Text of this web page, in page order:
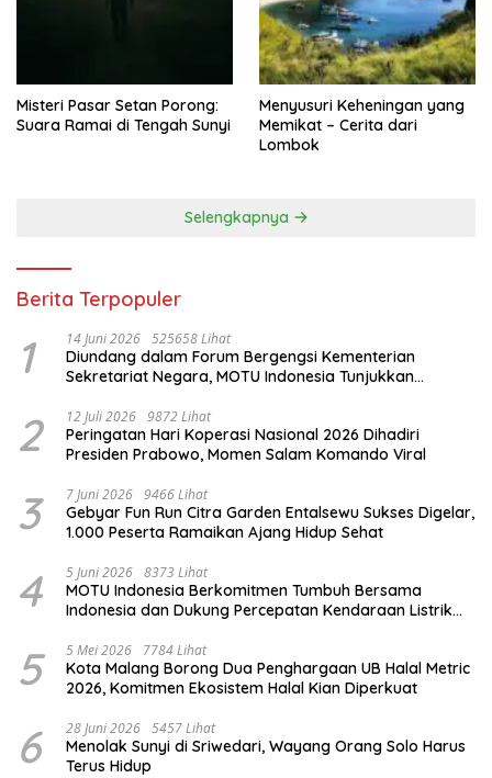
Misteri Pasar Setan Porong:
Suara Ramai di Tengah Sunyi
Menyusuri Keheningan yang
Memikat – Cerita dari
Lombok
Selengkapnya
Berita Terpopuler
1 14 Juni 2026 525658 Lihat
Diundang dalam Forum Bergengsi Kementerian
Sekretariat Negara, MOTU Indonesia Tunjukkan
2 12 Juli 2026 9872 Lihat
Peringatan Hari Koperasi Nasional 2026 Dihadiri
Presiden Prabowo, Momen Salam Komando Viral
3 7 Juni 2026 9466 Lihat
Gebyar Fun Run Citra Garden Entalsewu Sukses Digelar,
1.000 Peserta Ramaikan Ajang Hidup Sehat
4 5 Juni 2026 8373 Lihat
MOTU Indonesia Berkomitmen Tumbuh Bersama
Indonesia dan Dukung Percepatan Kendaraan Listrik
5 5 Mei 2026 7784 Lihat
Kota Malang Borong Dua Penghargaan UB Halal Metric
2026, Komitmen Ekosistem Halal Kian Diperkuat
6 28 Juni 2026 5457 Lihat
Menolak Sunyi di Sriwedari, Wayang Orang Solo Harus
Terus Hidup